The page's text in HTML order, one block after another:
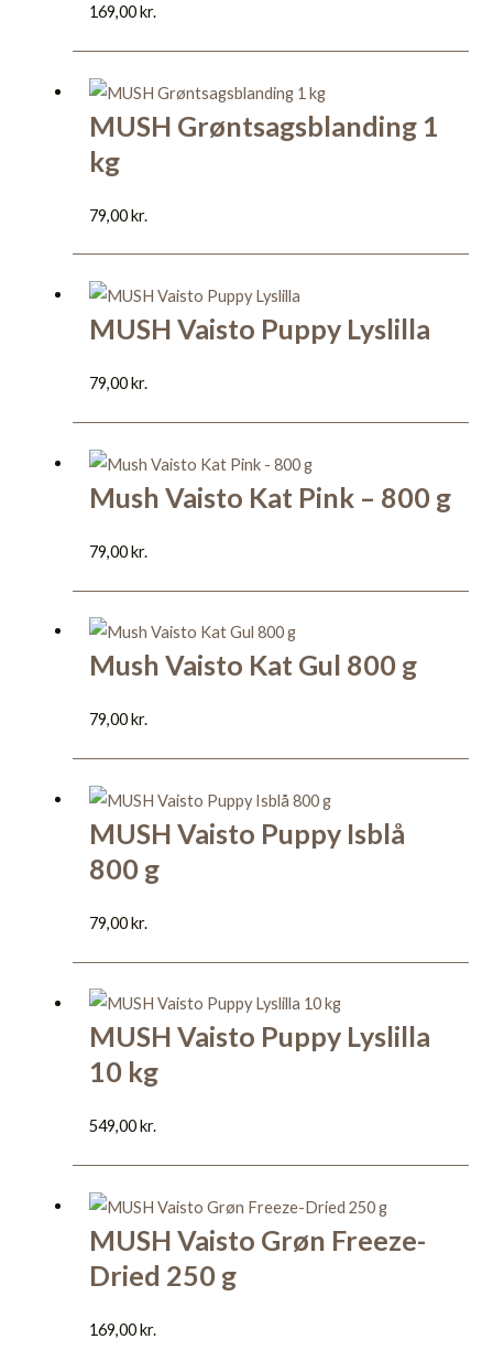
169,00kr.
MUSH Grøntsagsblanding 1
kg
79,00kr.
MUSH Vaisto Puppy Lyslilla
79,00kr.
Mush Vaisto Kat Pink – 800 g
79,00kr.
Mush Vaisto Kat Gul 800 g
79,00kr.
MUSH Vaisto Puppy Isblå
800 g
79,00kr.
MUSH Vaisto Puppy Lyslilla
10 kg
549,00kr.
MUSH Vaisto Grøn Freeze-
Dried 250 g
169,00kr.